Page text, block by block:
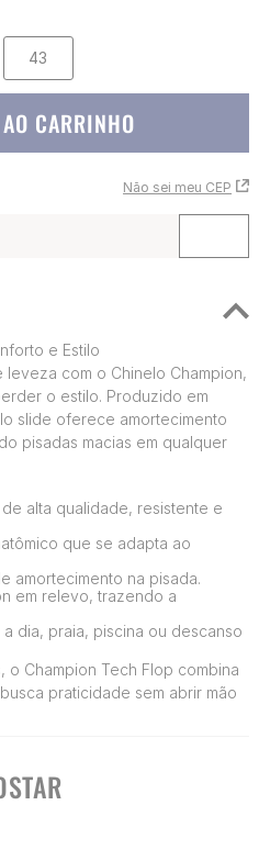
43
CARRINHO
Não sei meu CEP
e Estilo
com o Chinelo Champion,
o estilo. Produzido em
slide oferece amortecimento
pisadas macias em qualquer
de alta qualidade, resistente e
que se adapta ao
amortecimento na pisada.
em relevo, trazendo a
dia, praia, piscina ou descanso
o Champion Tech Flop combina
praticidade sem abrir mão